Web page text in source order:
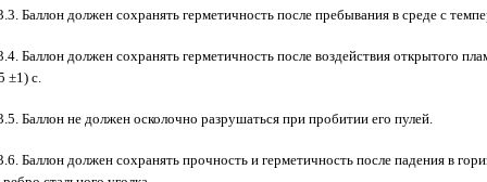
Баллон должен сохранять герметичность после пребывания в среде с
Баллон должен сохранять герметичность после воздействия открытого
±1) с.
Баллон не должен осколочно разрушаться при пробитии его пулей.
Баллон должен сохранять прочность и герметичность после падения в